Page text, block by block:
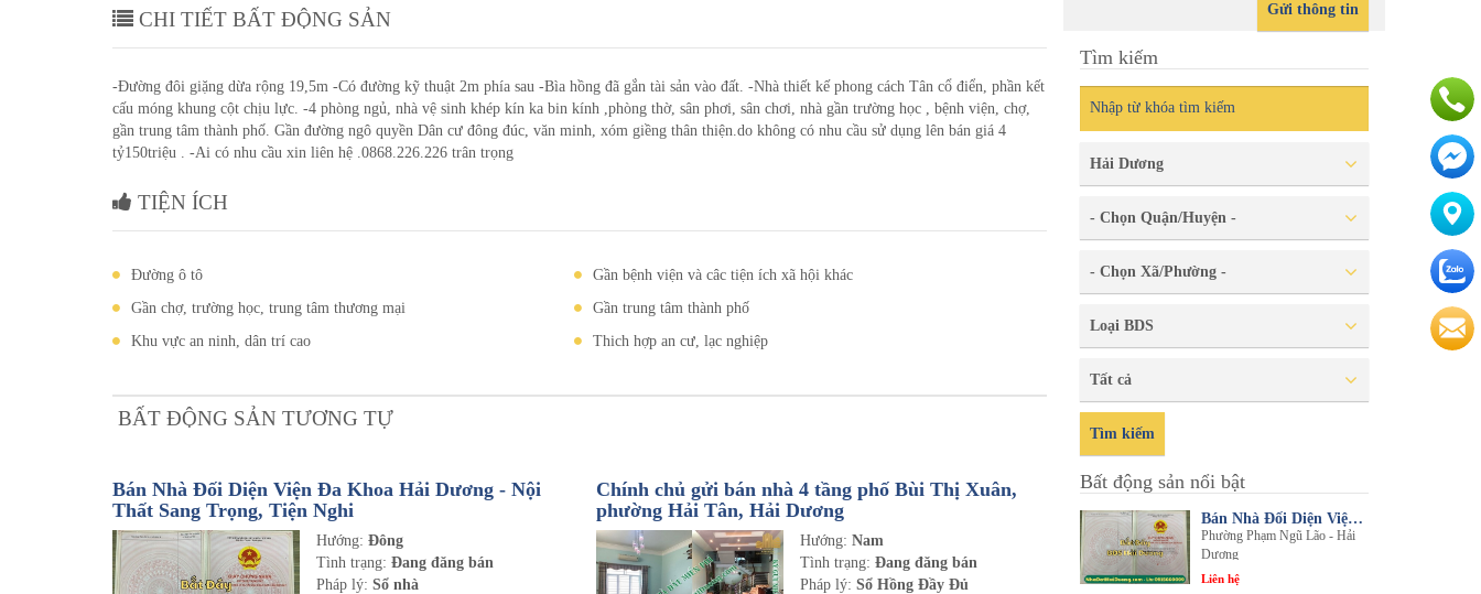
CHI TIẾT BẤT ĐỘNG SẢN
-Đường đôi giặng dừa rộng 19,5m -Có đường kỹ thuật 2m phía sau -Bìa hồng đã gắn tài sản vào đất. -Nhà thiết kế phong cách Tân cổ điển, phần kết
cấu móng khung cột chịu lực. -4 phòng ngủ, nhà vệ sinh khép kín ka bin kính ,phòng thờ, sân phơi, sân chơi, nhà gần trường học , bệnh viện, chợ,
gần trung tâm thành phố. Gần đường ngô quyền Dân cư đông đúc, văn minh, xóm giềng thân thiện.do không có nhu cầu sử dụng lên bán giá 4
tỷ150triệu . -Ai có nhu cầu xin liên hệ .0868.226.226 trân trọng
TIỆN ÍCH
Đường ô tô
Gần bệnh viện và câc tiện ích xã hội khác
Gần chợ, trường học, trung tâm thương mại
Gần trung tâm thành phố
Khu vực an ninh, dân trí cao
Thich hợp an cư, lạc nghiệp
BẤT ĐỘNG SẢN TƯƠNG TỰ
Bán Nhà Đối Diện Viện Đa Khoa Hải Dương - Nội
Thất Sang Trọng, Tiện Nghi
Hướng:Đông
Tình trạng:Đang đăng bán
Pháp lý: Sổ nhà
Chính chủ gửi bán nhà 4 tầng phố Bùi Thị Xuân,
phường Hải Tân, Hải Dương
Hướng:Nam
Tình trạng:Đang đăng bán
Pháp lý: Sổ Hồng Đầy Đủ
Gửi thông tin
Tìm kiếm
Hải Dương
- Chọn Quận/Huyện -
- Chọn Xã/Phường -
Loại BDS
Tất cả
Tìm kiếm
Bất động sản nổi bật
Bán Nhà Đối Diện Viện Đa Khoa Hải Dương - Nội Thất Sang Trọng, Tiện Nghi
Phường Phạm Ngũ Lão - Hải
Dương
Liên hệ